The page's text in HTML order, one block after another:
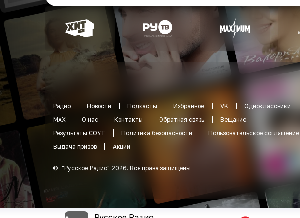
Радио Новости Подкасты Избранное VK
Одноклассники
MAX
О нас Контакты Обратная связь
Вещание
Результаты СОУТ
Политика безопасности
Пользовательское соглашение
Выдача призов
Акции
© "Русское Радио" 2026. Все права защищены